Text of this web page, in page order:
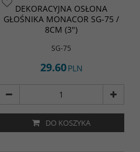
DEKORACYJNA OSŁONA
GŁOŚNIKA MONACOR SG-75 /
8CM (3")
SG-75
29.60PLN
DO KOSZYKA